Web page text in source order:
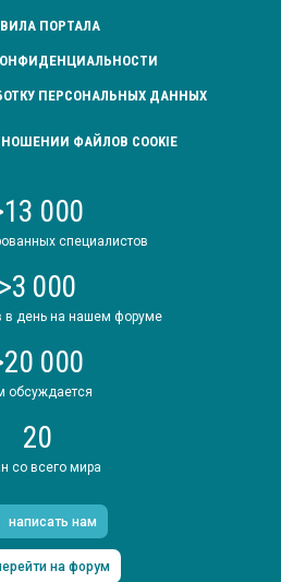
ПОРТАЛА
ПЕРСОНАЛЬНЫХ ДАННЫХ
ФАЙЛОВ COOKIE
000
специалистов
>3 000
в день на нашем форуме
000
обсуждается
20
со всего мира
написать нам
на форум